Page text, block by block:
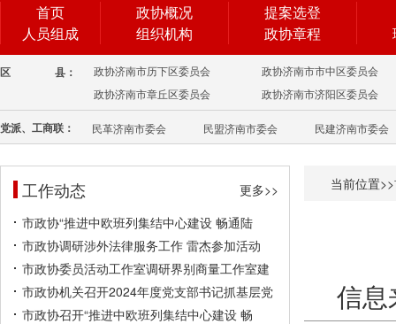
首页
人员组成
政协概况
组织机构
提案选登
政协章程
区 县： 政协济南市历下区委员会
政协济南市市中区委员会
政协济南市章丘区委员会
政协济南市济阳区委员会
党派、工商联： 民革济南市委会 民盟济南市委会 民建济南市委会
工作动态
更多>>
市政协“推进中欧班列集结中心建设 畅通陆
市政协调研涉外法律服务工作 雷杰参加活动
市政协委员活动工作室调研界别商量工作室建
市政协机关召开2024年度党支部书记抓基层党
市政协召开“推进中欧班列集结中心建设 畅
当前位置>>
信息